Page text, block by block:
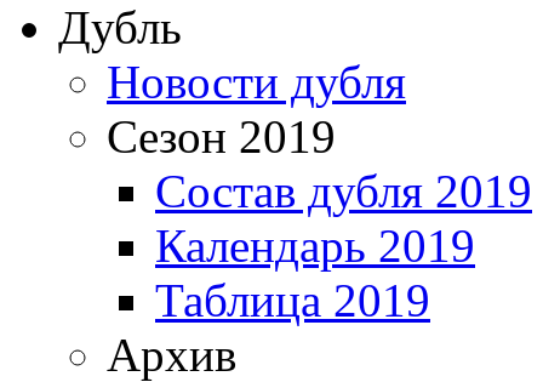
Дубль
Новости дубля
Сезон 2019
Состав дубля 2019
Календарь 2019
Таблица 2019
Архив